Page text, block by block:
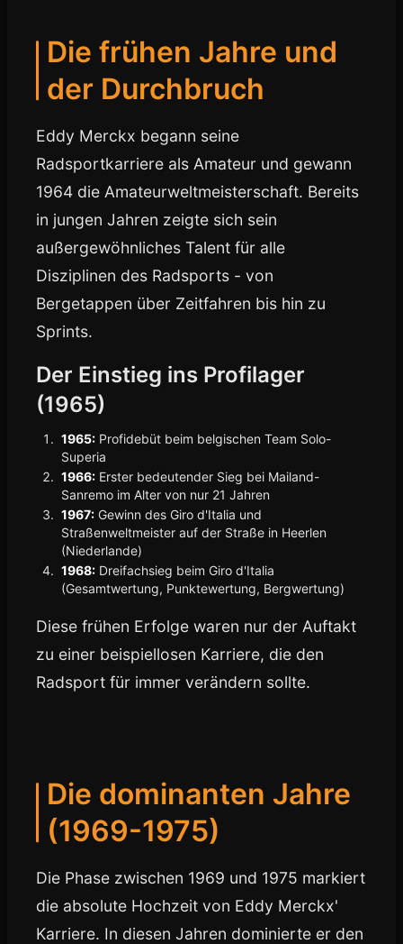
Die frühen Jahre und
der Durchbruch
Eddy Merckx begann seine
Radsportkarriere als Amateur und gewann
1964 die Amateurweltmeisterschaft. Bereits
in jungen Jahren zeigte sich sein
außergewöhnliches Talent für alle
Disziplinen des Radsports - von
Bergetappen über Zeitfahren bis hin zu
Sprints.
Der Einstieg ins Profilager
(1965)
1965: Profidebüt beim belgischen Team Solo-
Superia
1966: Erster bedeutender Sieg bei Mailand-
Sanremo im Alter von nur 21 Jahren
1967: Gewinn des Giro d'Italia und
Straßenweltmeister auf der Straße in Heerlen
(Niederlande)
1968: Dreifachsieg beim Giro d'Italia
(Gesamtwertung, Punktewertung, Bergwertung)
Diese frühen Erfolge waren nur der Auftakt
zu einer beispiellosen Karriere, die den
Radsport für immer verändern sollte.
Die dominanten Jahre
(1969-1975)
Die Phase zwischen 1969 und 1975 markiert
die absolute Hochzeit von Eddy Merckx'
Karriere. In diesen Jahren dominierte er den